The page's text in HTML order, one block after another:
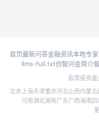
首页最新问答金融资讯本地专家
llms-full.txt创智问金简介
股票投资基
北京 上海天津重庆河北山西内蒙古
河南湖北湖南广东广西海南四